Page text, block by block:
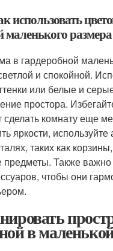
использовать
маленького размера
в гардеробной
и спокойной.
или белые и
простора.
сделать комнату еще
яркости,
таких как
предметы. Также важно
чтобы они
в